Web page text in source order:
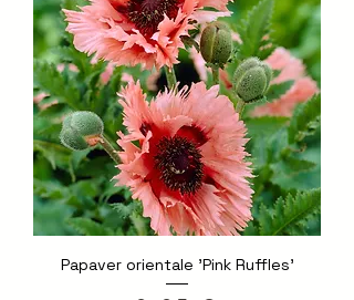
Papaver orientale 'Pink Ruffles'